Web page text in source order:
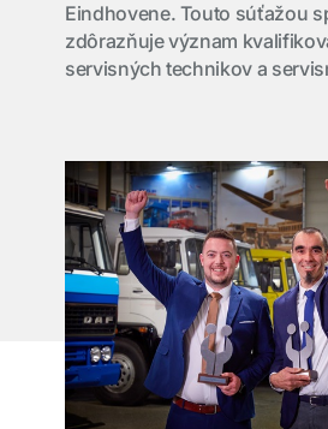
Eindhovene. Touto súťažou
zdôrazňuje význam
servisných technikov a